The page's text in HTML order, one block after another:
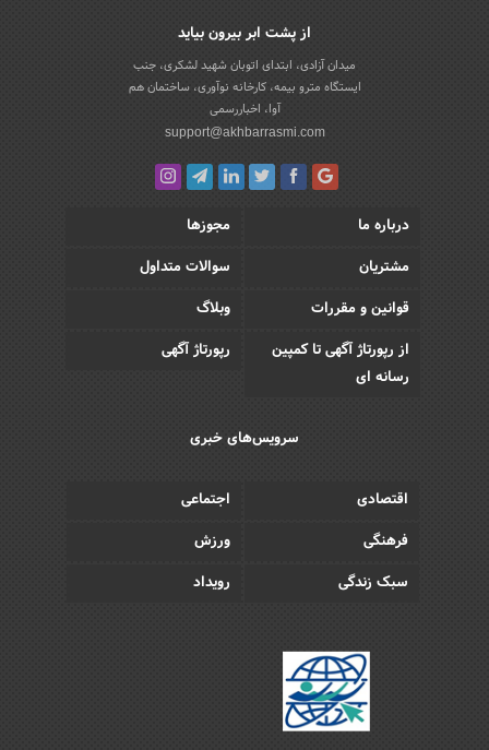
از پشت ابر بیرون بیاید
میدان آزادی، ابتدای اتوبان شهید لشکری، جنب
ایستگاه مترو بیمه، کارخانه نوآوری، ساختمان هم
آوا، اخباررسمی
support@akhbarrasmi.com
درباره ما
مجوزها
مشتریان
سوالات متداول
قوانین و مقررات
وبلاگ
از رپورتاژ آگهی تا کمپین
رسانه ای
رپورتاژ آگهی
سرویس‌های خبری
اقتصادی
اجتماعی
فرهنگی
ورزش
سبک زندگی
رویداد